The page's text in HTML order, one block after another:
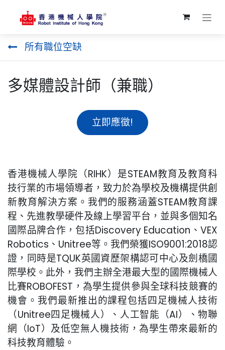
所有職位空缺
多媒體設計師（兼職）
立即應徵!
香港機械人學院（RIHK）是STEAM教育及教育科
技行業的市場領導者，致力於為學校及機構提供創
新教育解決方案。我們的服務涵蓋STEAM教育課
程、先進教學硬件及線上學習平台，並與多個知名
國際品牌合作，包括Discovery Education、VEX
Robotics、Unitree等。我們榮獲ISO9001:2018認
證，同時是TQUK英國資歷架構認可中心及劍橋國
際學校。此外，我們主辦全港最大型的國際機械人
比賽ROBOFEST，為學生提供參與全球科技競賽的
機會。我們最新推出的課程包括四足機械人技術
（Unitree四足機械人）、人工智能（AI）、物聯
網（IoT）及低空無人機技術，為學生帶來最新的
科技教育體驗。